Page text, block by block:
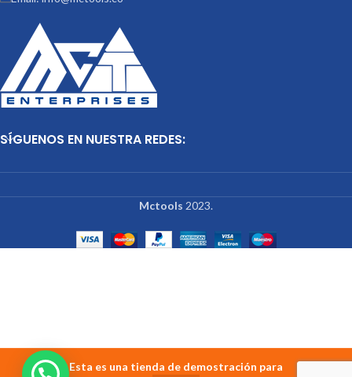
Esta es una tienda de demostración para
SÍGUENOS EN NUESTRA REDES:
Mctools 2023.